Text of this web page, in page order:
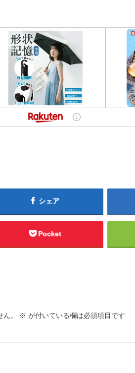
シェア
Pocket
。 ※ が付いている欄は必須項目です